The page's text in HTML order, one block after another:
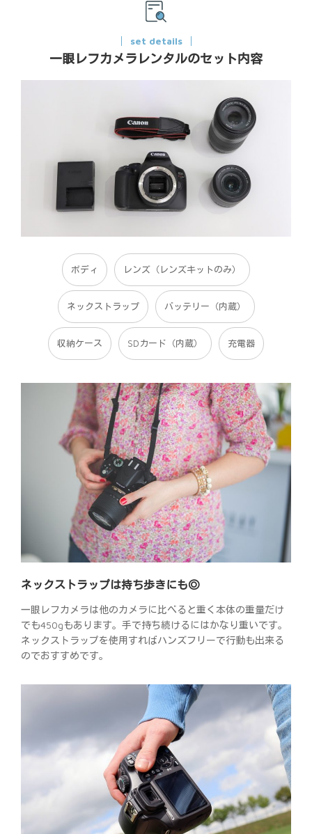
set details
一眼レフカメラレンタルのセット内容
ボディ レンズ（レンズキットのみ）
ネックストラップ バッテリー（内蔵）
収納ケース SDカード（内蔵） 充電器
ネックストラップは持ち歩きにも◎
一眼レフカメラは他のカメラに比べると重く本体の重量だけ
でも450gもあります。手で持ち続けるにはかなり重いです。
ネックストラップを使用すればハンズフリーで行動も出来る
のでおすすめです。